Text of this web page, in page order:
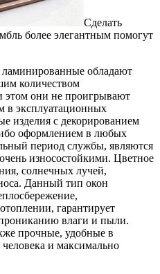
Сделать
более элегантным помогут
обладают
количеством
они не проигрывают
в эксплуатационных
изделия с декорированием
оформлением в любых
период службы, являются
износостойкими. Цветное
солнечных лучей,
Данный тип окон
гарантирует
влаги и пыли.
прочные, удобные в
и максимально